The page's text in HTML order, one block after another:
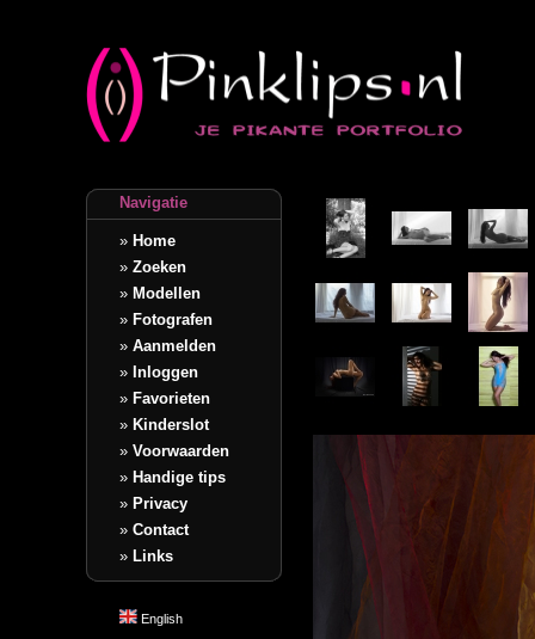
Navigatie
» Home
» Zoeken
» Modellen
» Fotografen
» Aanmelden
» Inloggen
» Favorieten
» Kinderslot
» Voorwaarden
» Handige tips
» Privacy
» Contact
» Links
English